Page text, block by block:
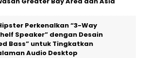
Perkenalkan “3-Way
Speaker” dengan Desain
Bass” untuk Tingkatkan
Audio Desktop